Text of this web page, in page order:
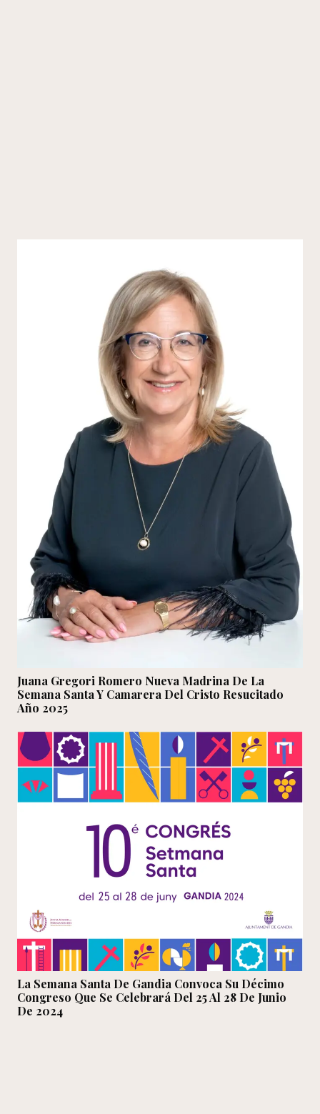
Juana Gregori Romero Nueva Madrina De La
Semana Santa Y Camarera Del Cristo Resucitado
Año 2025
La Semana Santa De Gandia Convoca Su Décimo
Congreso Que Se Celebrará Del 25 Al 28 De Junio
De 2024